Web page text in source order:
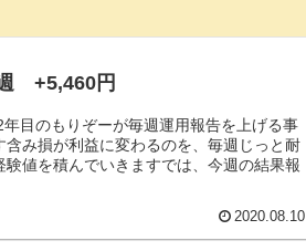
+5,460円
目のもりぞーが毎週運用報告を上げる事
み損が利益に変わるのを、毎週じっと耐
値を積んでいきますでは、今週の結果報
2020.08.10